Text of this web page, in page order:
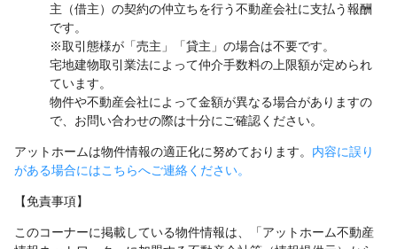
主（借主）の契約の仲立ちを行う不動産会社に支払う報酬
です。
※取引態様が「売主」「貸主」の場合は不要です。
宅地建物取引業法によって仲介手数料の上限額が定められ
ています。
物件や不動産会社によって金額が異なる場合がありますの
で、お問い合わせの際は十分にご確認ください。
アットホームは物件情報の適正化に努めております。 内容に誤り
がある場合にはこちらへご連絡ください。
【免責事項】
このコーナーに掲載している物件情報は、「アットホーム不動産